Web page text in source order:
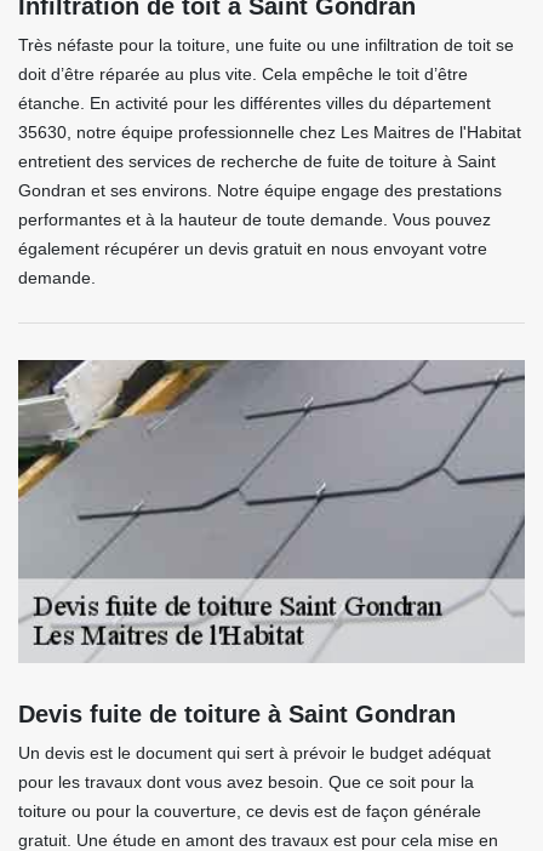
Infiltration de toit à Saint Gondran
Très néfaste pour la toiture, une fuite ou une infiltration de toit se
doit d’être réparée au plus vite. Cela empêche le toit d’être
étanche. En activité pour les différentes villes du département
35630, notre équipe professionnelle chez Les Maitres de l'Habitat
entretient des services de recherche de fuite de toiture à Saint
Gondran et ses environs. Notre équipe engage des prestations
performantes et à la hauteur de toute demande. Vous pouvez
également récupérer un devis gratuit en nous envoyant votre
demande.
Devis fuite de toiture à Saint Gondran
Un devis est le document qui sert à prévoir le budget adéquat
pour les travaux dont vous avez besoin. Que ce soit pour la
toiture ou pour la couverture, ce devis est de façon générale
gratuit. Une étude en amont des travaux est pour cela mise en